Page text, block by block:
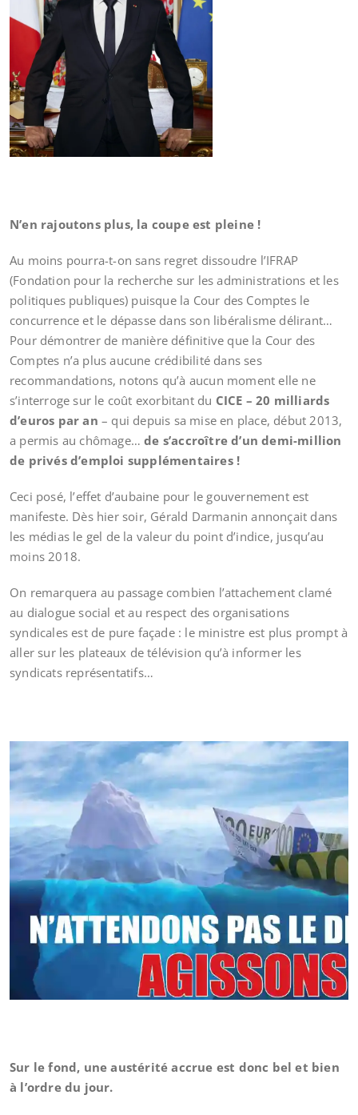
N’en rajoutons plus, la coupe est pleine !
Au moins pourra-t-on sans regret dissoudre l’IFRAP
(Fondation pour la recherche sur les administrations et les
politiques publiques) puisque la Cour des Comptes le
concurrence et le dépasse dans son libéralisme délirant…
Pour démontrer de manière définitive que la Cour des
Comptes n’a plus aucune crédibilité dans ses
recommandations, notons qu’à aucun moment elle ne
s’interroge sur le coût exorbitant du CICE – 20 milliards
d’euros par an – qui depuis sa mise en place, début 2013,
a permis au chômage… de s’accroître d’un demi-million
de privés d’emploi supplémentaires !
Ceci posé, l’effet d’aubaine pour le gouvernement est
manifeste. Dès hier soir, Gérald Darmanin annonçait dans
les médias le gel de la valeur du point d’indice, jusqu’au
moins 2018.
On remarquera au passage combien l’attachement clamé
au dialogue social et au respect des organisations
syndicales est de pure façade : le ministre est plus prompt à
aller sur les plateaux de télévision qu’à informer les
syndicats représentatifs…
Sur le fond, une austérité accrue est donc bel et bien
à l’ordre du jour.